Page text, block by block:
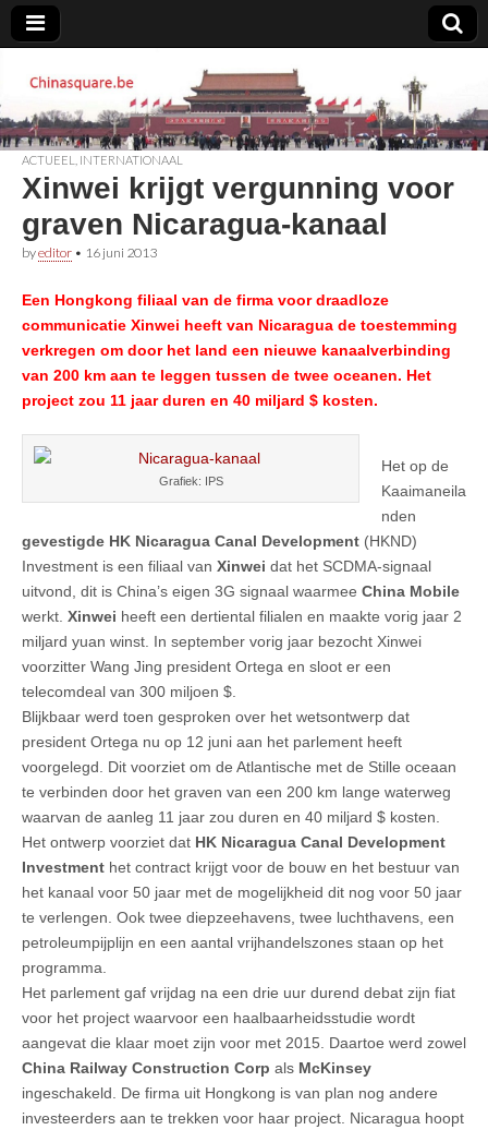
Chinasquare.be
ACTUEEL INTERNATIONAAL
Xinwei krijgt vergunning voor
graven Nicaragua-kanaal
byeditor • 16 juni 2013
Een Hongkong filiaal van de firma voor draadloze
communicatie Xinwei heeft van Nicaragua de toestemming
verkregen om door het land een nieuwe kanaalverbinding
van 200 km aan te leggen tussen de twee oceanen. Het
project zou 11 jaar duren en 40 miljard $ kosten.
Grafiek: IPS
Het op de
Kaaimaneila
nden
gevestigde HK Nicaragua Canal Development (HKND)
Investment is een filiaal van Xinwei dat het SCDMA-signaal
uitvond, dit is China’s eigen 3G signaal waarmee China Mobile
werkt. Xinwei heeft een dertiental filialen en maakte vorig jaar 2
miljard yuan winst. In september vorig jaar bezocht Xinwei
voorzitter Wang Jing president Ortega en sloot er een
telecomdeal van 300 miljoen $.
Blijkbaar werd toen gesproken over het wetsontwerp dat
president Ortega nu op 12 juni aan het parlement heeft
voorgelegd. Dit voorziet om de Atlantische met de Stille oceaan
te verbinden door het graven van een 200 km lange waterweg
waarvan de aanleg 11 jaar zou duren en 40 miljard $ kosten.
Het ontwerp voorziet dat HK Nicaragua Canal Development
Investment het contract krijgt voor de bouw en het bestuur van
het kanaal voor 50 jaar met de mogelijkheid dit nog voor 50 jaar
te verlengen. Ook twee diepzeehavens, twee luchthavens, een
petroleumpijplijn en een aantal vrijhandelszones staan op het
programma.
Het parlement gaf vrijdag na een drie uur durend debat zijn fiat
voor het project waarvoor een haalbaarheidsstudie wordt
aangevat die klaar moet zijn voor met 2015. Daartoe werd zowel
China Railway Construction Corp als McKinsey
ingeschakeld. De firma uit Hongkong is van plan nog andere
investeerders aan te trekken voor haar project. Nicaragua hoopt